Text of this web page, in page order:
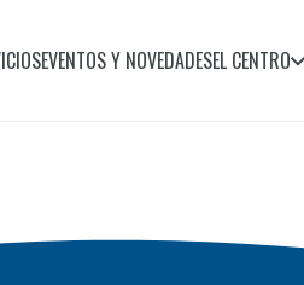
EVENTOS Y NOVEDADESEL CENTRO